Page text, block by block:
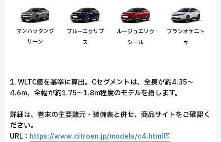
マンハッタング
リーン
ブルーエクリプ
ス
ルージュエリク
シール
ブランオケニト
ゥ
1. WLTC値を基準に算出。Cセグメントは、全長が約4.35～
4.6m、全幅が約1.75～1.8m程度のモデルを指します。
詳細は、巻末の主要諸元・装備表と併せ、商品サイトをご確認く
ださい。
URL： https://www.citroen.jp/models/c4.html